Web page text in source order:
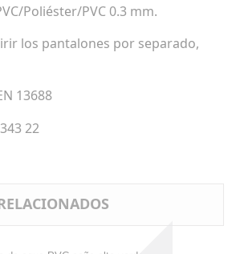
Poliéster/PVC 0.3 mm.
los pantalones por separado,
13688
22